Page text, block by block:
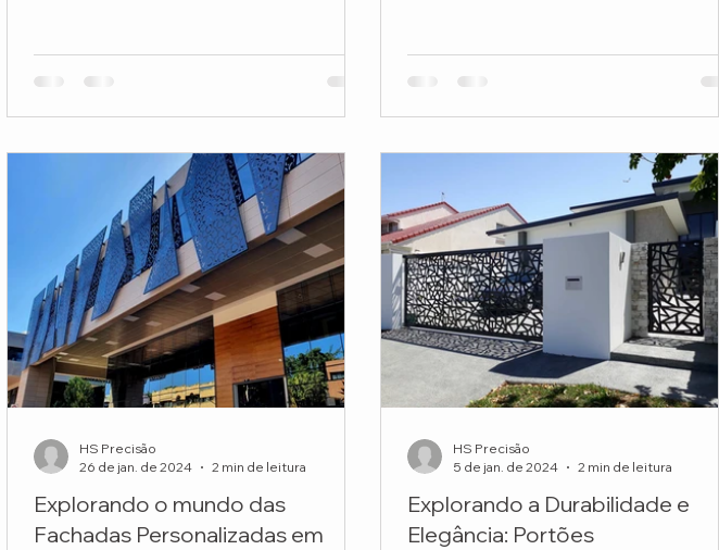
Explorando o mundo das
Fachadas Personalizadas em
HS Precisão
26 de jan. de 2024
2 min de leitura
Explorando a Durabilidade e
Elegância: Portões
HS Precisão
5 de jan. de 2024
2 min de leitura